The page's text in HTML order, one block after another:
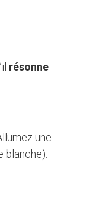
résonne
une
blanche).